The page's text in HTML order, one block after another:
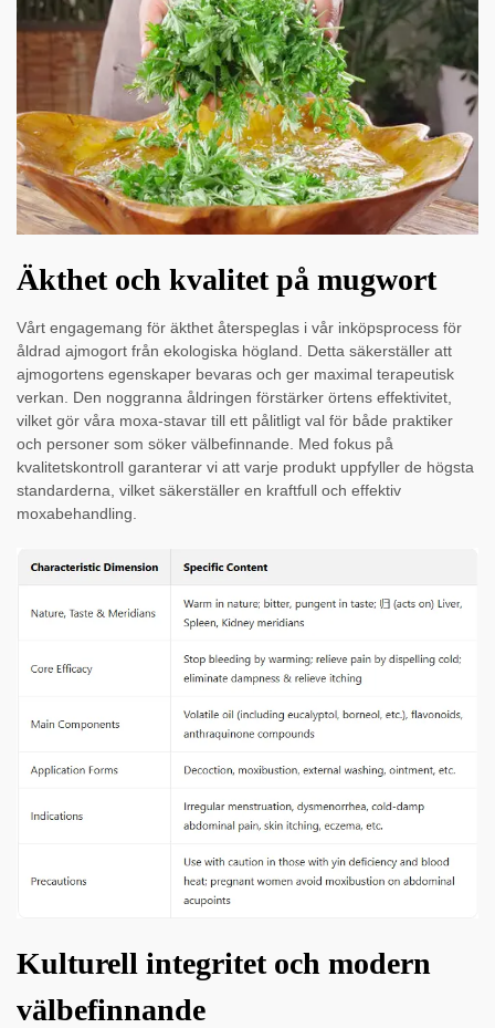
Äkthet och kvalitet på mugwort
Vårt engagemang för äkthet återspeglas i vår inköpsprocess för
åldrad ajmogort från ekologiska högland. Detta säkerställer att
ajmogortens egenskaper bevaras och ger maximal terapeutisk
verkan. Den noggranna åldringen förstärker örtens effektivitet,
vilket gör våra moxa-stavar till ett pålitligt val för både praktiker
och personer som söker välbefinnande. Med fokus på
kvalitetskontroll garanterar vi att varje produkt uppfyller de högsta
standarderna, vilket säkerställer en kraftfull och effektiv
moxabehandling.
Kulturell integritet och modern
välbefinnande